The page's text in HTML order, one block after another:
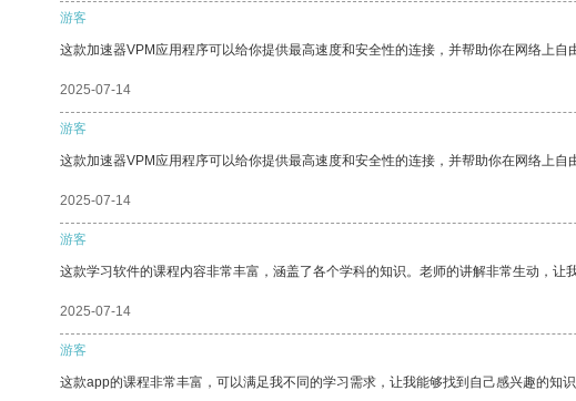
游客
这款加速器VPM应用程序可以给你提供最高速度和安全性的连接，并帮助你在网络上自
2025-07-14
游客
这款加速器VPM应用程序可以给你提供最高速度和安全性的连接，并帮助你在网络上自
2025-07-14
游客
这款学习软件的课程内容非常丰富，涵盖了各个学科的知识。老师的讲解非常生动，让
2025-07-14
游客
这款app的课程非常丰富，可以满足我不同的学习需求，让我能够找到自己感兴趣的知识